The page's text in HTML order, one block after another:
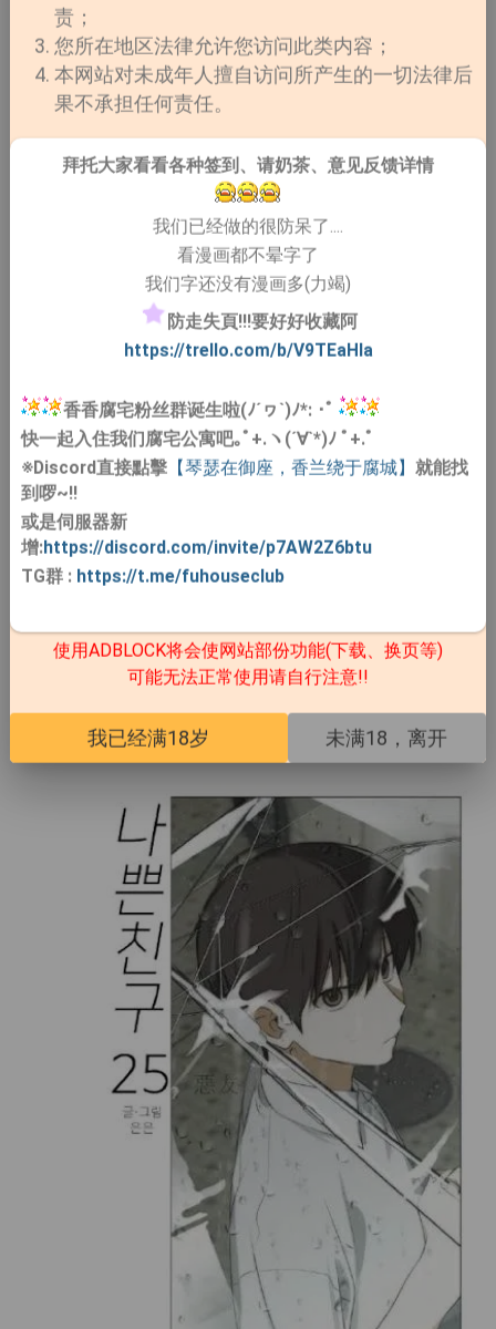
《恶
友》
责；
您所在地区法律允许您访问此类内容；
本网站对未成年人擅自访问所产生的一切法律后
果不承担任何责任。
拜托大家看看各种签到、请奶茶、意见反馈详情
我们已经做的很防呆了....
看漫画都不晕字了
我们字还没有漫画多(力竭)
防走失頁!!!要好好收藏阿
https://trello.com/b/V9TEaHIa
香香腐宅粉丝群诞生啦(ﾉ´ヮ`)ﾉ*: ･ﾟ
快一起入住我们腐宅公寓吧｡ﾟ+.ヽ(´∀`*)ﾉ ﾟ+.ﾟ
※Discord直接點擊【琴瑟在御座，香兰绕于腐城】 就能找
到啰~!!
或是伺服器新
增:https://discord.com/invite/p7AW2Z6btu
TG群: https://t.me/fuhouseclub
使用ADBLOCK将会使网站部份功能(下载、换页等)
可能无法正常使用请自行注意!!
我已经满18岁 未满18，离开